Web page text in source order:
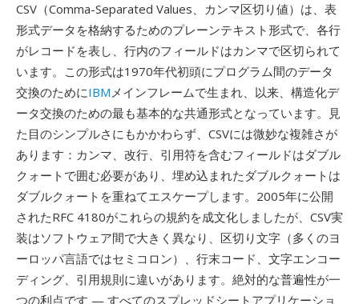
CSV（Comma-Separated Values、カンマ区切り値）は、表
形式データを格納するためのプレーンテキスト形式で、各行
がレコードを表し、行内のフィールドはカンマで区切られて
います。この形式は1970年代初頭にプログラム間のデータ
交換のためにIBMメインフレームで生まれ、以来、構造化デ
ータ交換のための最も基本的な共通形式となっています。見
た目のシンプルさにもかかわらず、CSVには微妙な複雑さが
あります：カンマ、改行、引用符を含むフィールドはダブル
クォートで囲む必要があり、埋め込まれたダブルクォートは
ダブルクォートを重ねてエスケープします。2005年に公開
されたRFC 4180がこれらの規約を成文化しましたが、CSV実
装はソフトウェア間で大きく異なり、区切り文字（多くのヨ
ーロッパ言語ではセミコロン）、行末コード、文字エンコー
ディング、引用規則に違いがあります。絶対的な普遍性が一
つの利点です — すべてのスプレッドシートアプリケーショ